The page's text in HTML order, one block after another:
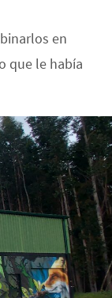
en
que le había